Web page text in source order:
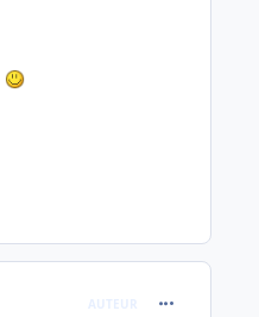
AUTEUR